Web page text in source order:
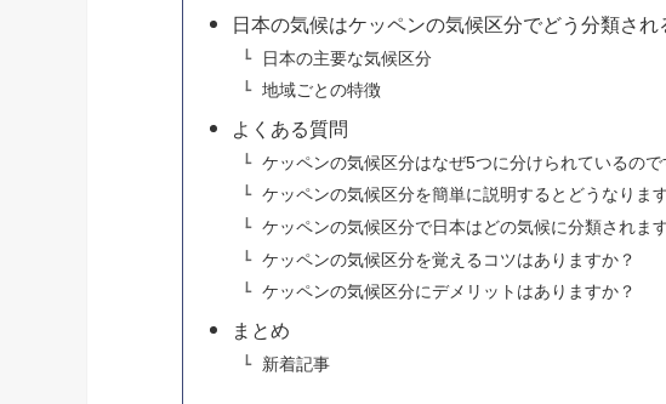
日本の気候はケッペンの気候区分でどう分類され
日本の主要な気候区分
地域ごとの特徴
よくある質問
ケッペンの気候区分はなぜ5つに分けられているので
ケッペンの気候区分を簡単に説明するとどうなりま
ケッペンの気候区分で日本はどの気候に分類されま
ケッペンの気候区分を覚えるコツはありますか？
ケッペンの気候区分にデメリットはありますか？
まとめ
新着記事